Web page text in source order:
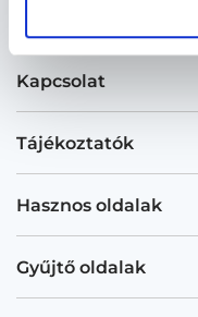
Kapcsolat
Tájékoztatók
Hasznos oldalak
Gyűjtő oldalak